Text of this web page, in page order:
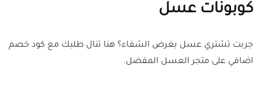
كوبونات عسل
جربت تشتري عسل بغرض الشفاء؟ هنا تنال طلبك مع كود خصم
اضافي على متجر العسل المفضل.